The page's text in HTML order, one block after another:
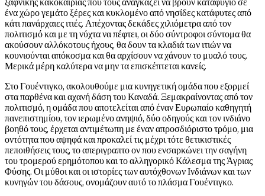
ένα χώρο γεμάτο ξέρες και κυκλομένο από νησίδες κατάφυτες από
κάτι πανάρχαιες ιτιές. Απέχοντας δεκάδες χιλιόμετρα από τον
πολιτισμό και με τη νύχτα να πέφτει, οι δύο σύντροφοι σύντομα θα
ακούσουν αλλόκοτους ήχους, θα δουν τα κλαδιά των ιτιών να
κουνιούνται απόκοσμα και θα αρχίσουν να χάνουν το μυαλό τους.
Μερικά μέρη καλύτερα να μην τα επισκέπτεται κανείς.
Στο Γουέντιγκο, ακολουθούμε μια κυνηγετική ομάδα που εξορμεί
στα παρθένα και αχανή δάση του Καναδά. Ξεμακραίνοντας από τον
πολιτισμό, η ομάδα που αποτελείται από έναν Ευρωπαίο καθηγητή
πανεπιστημίου, τον ιερωμένο ανηψιό, δύο οδηγούς και τον ινδιάνο
βοηθό τους, έρχεται αντιμέτωπη με έναν απροσδιόριστο τρόμο, μια
οντότητα που αψηφά και προκαλεί τις μέχρι τότε θετικιστικές
πεποιθήσεις τους, το απεριγραπτο ον που ενσαρκώνει την σαγήνη
του τρομερού ερημότοπου και το αλληγορικό Κάλεσμα της Άγριας
Φύσης. Οι μύθοι και οι ιστορίες των αυτόχθονων Ινδιάνων και των
κυνηγών του δάσους, ονομάζουν αυτό το πλάσμα Γουέντιγκο.